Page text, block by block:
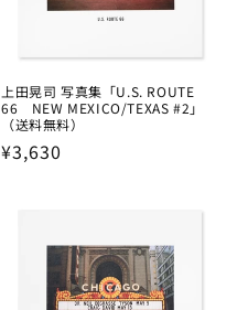
上田晃司 写真集「U.S. ROUTE
66 NEW MEXICO/TEXAS #2」
（送料無料）
Regular
¥3,630